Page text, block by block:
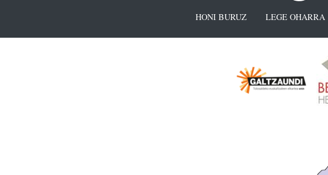
HONI BURUZ LEGE OHARRA